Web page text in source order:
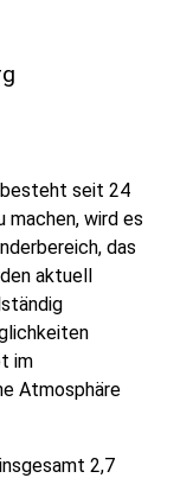
besteht seit 24
machen, wird es
das
aktuell
im
Atmosphäre
2,7